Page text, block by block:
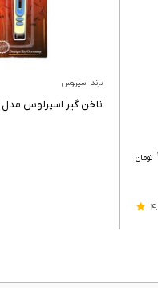
تومان
برند اسپرلوس
ناخن گیر اسپرلوس مدل ۳۰۰۱